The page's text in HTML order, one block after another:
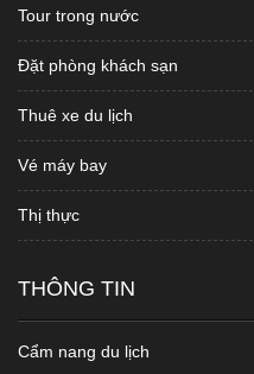
Tour trong nước
Đặt phòng khách sạn
Thuê xe du lịch
Vé máy bay
Thị thực
THÔNG TIN
Cẩm nang du lịch